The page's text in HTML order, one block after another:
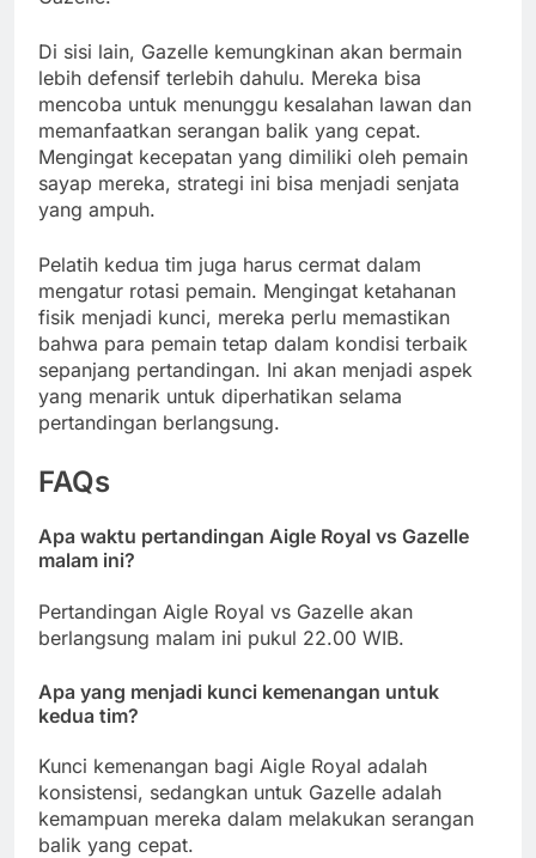
Di sisi lain, Gazelle kemungkinan akan bermain
lebih defensif terlebih dahulu. Mereka bisa
mencoba untuk menunggu kesalahan lawan dan
memanfaatkan serangan balik yang cepat.
Mengingat kecepatan yang dimiliki oleh pemain
sayap mereka, strategi ini bisa menjadi senjata
yang ampuh.
Pelatih kedua tim juga harus cermat dalam
mengatur rotasi pemain. Mengingat ketahanan
fisik menjadi kunci, mereka perlu memastikan
bahwa para pemain tetap dalam kondisi terbaik
sepanjang pertandingan. Ini akan menjadi aspek
yang menarik untuk diperhatikan selama
pertandingan berlangsung.
FAQs
Apa waktu pertandingan Aigle Royal vs Gazelle
malam ini?
Pertandingan Aigle Royal vs Gazelle akan
berlangsung malam ini pukul 22.00 WIB.
Apa yang menjadi kunci kemenangan untuk
kedua tim?
Kunci kemenangan bagi Aigle Royal adalah
konsistensi, sedangkan untuk Gazelle adalah
kemampuan mereka dalam melakukan serangan
balik yang cepat.